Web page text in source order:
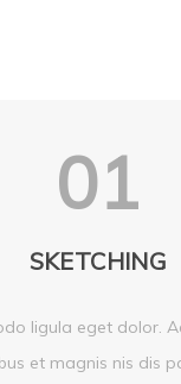
01
SKETCHING
ligula eget dolor.
et magnis nis dis